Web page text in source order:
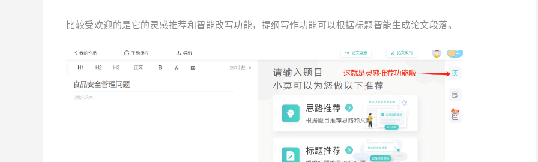
比较受欢迎的是它的灵感推荐和智能改写功能，提纲写作功能可以根据标题智能生成论文段落。